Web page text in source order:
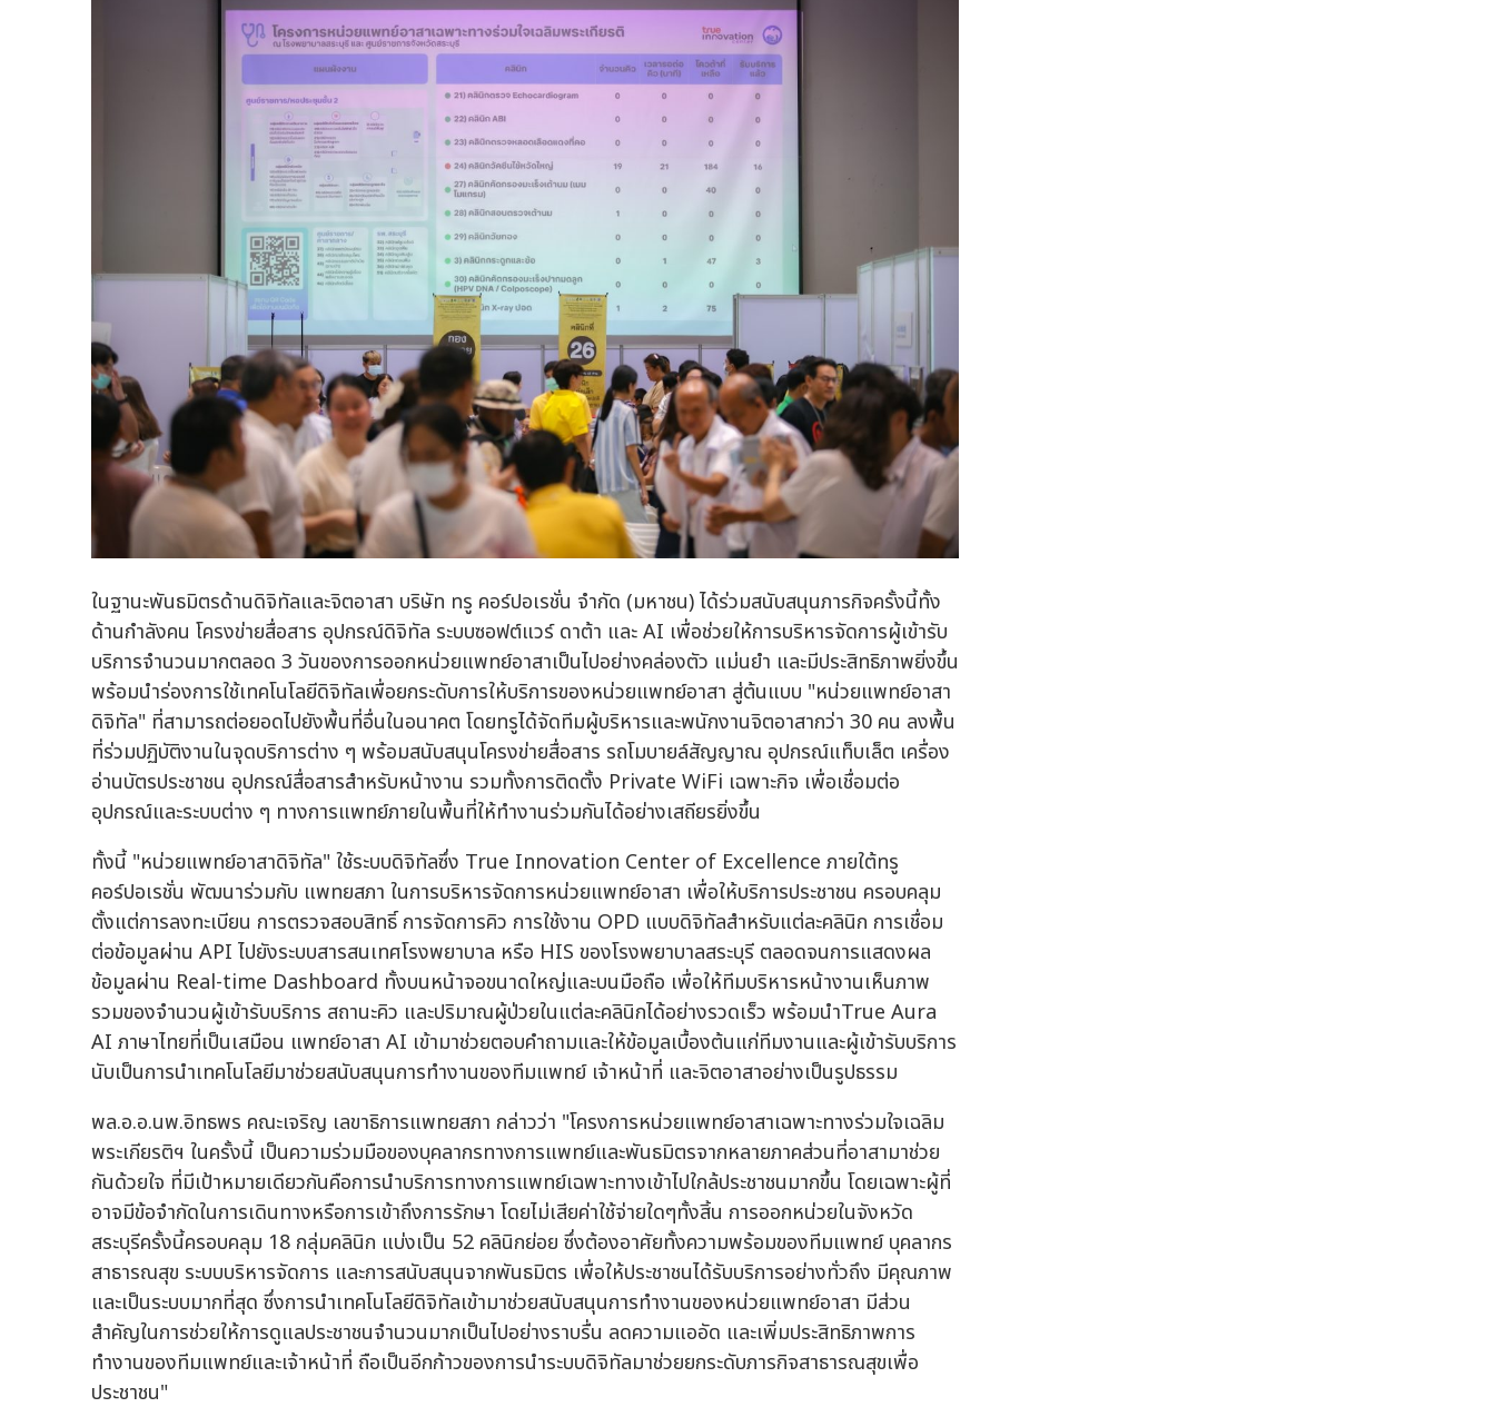
ในฐานะพันธมิตรด้านดิจิทัลและจิตอาสา บริษัท ทรู คอร์ปอเรชั่น จำกัด (มหาชน) ได้ร่วมสนับสนุนภารกิจครั้งนี้ทั้ง
ด้านกำลังคน โครงข่ายสื่อสาร อุปกรณ์ดิจิทัล ระบบซอฟต์แวร์ ดาต้า และ AI เพื่อช่วยให้การบริหารจัดการผู้เข้ารับ
บริการจำนวนมากตลอด 3 วันของการออกหน่วยแพทย์อาสาเป็นไปอย่างคล่องตัว แม่นยำ และมีประสิทธิภาพยิ่งขึ้น
พร้อมนำร่องการใช้เทคโนโลยีดิจิทัลเพื่อยกระดับการให้บริการของหน่วยแพทย์อาสา สู่ต้นแบบ "หน่วยแพทย์อาสา
ดิจิทัล" ที่สามารถต่อยอดไปยังพื้นที่อื่นในอนาคต โดยทรูได้จัดทีมผู้บริหารและพนักงานจิตอาสากว่า 30 คน ลงพื้น
ที่ร่วมปฏิบัติงานในจุดบริการต่าง ๆ พร้อมสนับสนุนโครงข่ายสื่อสาร รถโมบายล์สัญญาณ อุปกรณ์แท็บเล็ต เครื่อง
อ่านบัตรประชาชน อุปกรณ์สื่อสารสำหรับหน้างาน รวมทั้งการติดตั้ง Private WiFi เฉพาะกิจ เพื่อเชื่อมต่อ
อุปกรณ์และระบบต่าง ๆ ทางการแพทย์ภายในพื้นที่ให้ทำงานร่วมกันได้อย่างเสถียรยิ่งขึ้น
ทั้งนี้ "หน่วยแพทย์อาสาดิจิทัล" ใช้ระบบดิจิทัลซึ่ง True Innovation Center of Excellence ภายใต้ทรู
คอร์ปอเรชั่น พัฒนาร่วมกับ แพทยสภา ในการบริหารจัดการหน่วยแพทย์อาสา เพื่อให้บริการประชาชน ครอบคลุม
ตั้งแต่การลงทะเบียน การตรวจสอบสิทธิ์ การจัดการคิว การใช้งาน OPD แบบดิจิทัลสำหรับแต่ละคลินิก การเชื่อม
ต่อข้อมูลผ่าน API ไปยังระบบสารสนเทศโรงพยาบาล หรือ HIS ของโรงพยาบาลสระบุรี ตลอดจนการแสดงผล
ข้อมูลผ่าน Real-time Dashboard ทั้งบนหน้าจอขนาดใหญ่และบนมือถือ เพื่อให้ทีมบริหารหน้างานเห็นภาพ
รวมของจำนวนผู้เข้ารับบริการ สถานะคิว และปริมาณผู้ป่วยในแต่ละคลินิกได้อย่างรวดเร็ว พร้อมนำTrue Aura
AI ภาษาไทยที่เป็นเสมือน แพทย์อาสา AI เข้ามาช่วยตอบคำถามและให้ข้อมูลเบื้องต้นแก่ทีมงานและผู้เข้ารับบริการ
นับเป็นการนำเทคโนโลยีมาช่วยสนับสนุนการทำงานของทีมแพทย์ เจ้าหน้าที่ และจิตอาสาอย่างเป็นรูปธรรม
พล.อ.อ.นพ.อิทธพร คณะเจริญ เลขาธิการแพทยสภา กล่าวว่า "โครงการหน่วยแพทย์อาสาเฉพาะทางร่วมใจเฉลิม
พระเกียรติฯ ในครั้งนี้ เป็นความร่วมมือของบุคลากรทางการแพทย์และพันธมิตรจากหลายภาคส่วนที่อาสามาช่วย
กันด้วยใจ ที่มีเป้าหมายเดียวกันคือการนำบริการทางการแพทย์เฉพาะทางเข้าไปใกล้ประชาชนมากขึ้น โดยเฉพาะผู้ที่
อาจมีข้อจำกัดในการเดินทางหรือการเข้าถึงการรักษา โดยไม่เสียค่าใช้จ่ายใดๆทั้งสิ้น การออกหน่วยในจังหวัด
สระบุรีครั้งนี้ครอบคลุม 18 กลุ่มคลินิก แบ่งเป็น 52 คลินิกย่อย ซึ่งต้องอาศัยทั้งความพร้อมของทีมแพทย์ บุคลากร
สาธารณสุข ระบบบริหารจัดการ และการสนับสนุนจากพันธมิตร เพื่อให้ประชาชนได้รับบริการอย่างทั่วถึง มีคุณภาพ
และเป็นระบบมากที่สุด ซึ่งการนำเทคโนโลยีดิจิทัลเข้ามาช่วยสนับสนุนการทำงานของหน่วยแพทย์อาสา มีส่วน
สำคัญในการช่วยให้การดูแลประชาชนจำนวนมากเป็นไปอย่างราบรื่น ลดความแออัด และเพิ่มประสิทธิภาพการ
ทำงานของทีมแพทย์และเจ้าหน้าที่ ถือเป็นอีกก้าวของการนำระบบดิจิทัลมาช่วยยกระดับภารกิจสาธารณสุขเพื่อ
ประชาชน"